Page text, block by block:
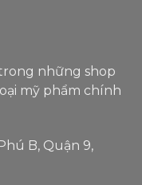
những shop
mỹ phẩm chính
B, Quận 9,